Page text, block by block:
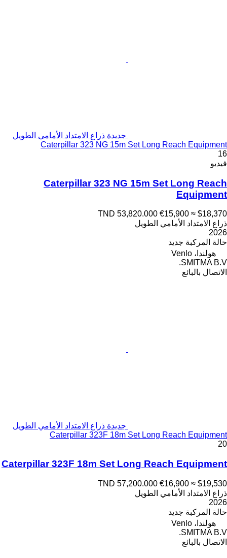
جديدة ذراع الامتداد الأمامي الطويل
Caterpillar 323 NG 15m Set Long Reach Equipment
16
فيديو
Caterpillar 323 NG 15m Set Long Reach
Equipment
TND 53,820.000 €15,900 ≈ $18,370
ذراع الامتداد الأمامي الطويل
2026
حالة المركبة جديد
هولندا، Venlo
SMITMA B.V.
الاتصال بالبائع
جديدة ذراع الامتداد الأمامي الطويل
Caterpillar 323F 18m Set Long Reach Equipment
20
Caterpillar 323F 18m Set Long Reach Equipment
TND 57,200.000 €16,900 ≈ $19,530
ذراع الامتداد الأمامي الطويل
2026
حالة المركبة جديد
هولندا، Venlo
SMITMA B.V.
الاتصال بالبائع